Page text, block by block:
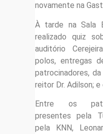
novamente na
À tarde na Sala
realizado quiz
auditório
polos, entregas
patrocinadores,
reitor Dr. Adilson;
Entre os
presentes pela
pela KNN,